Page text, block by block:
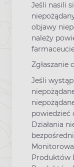
Jeśli nasili
objawy
należy
Zgłaszanie
Jeśli
powiedzieć
Działania
Produktów